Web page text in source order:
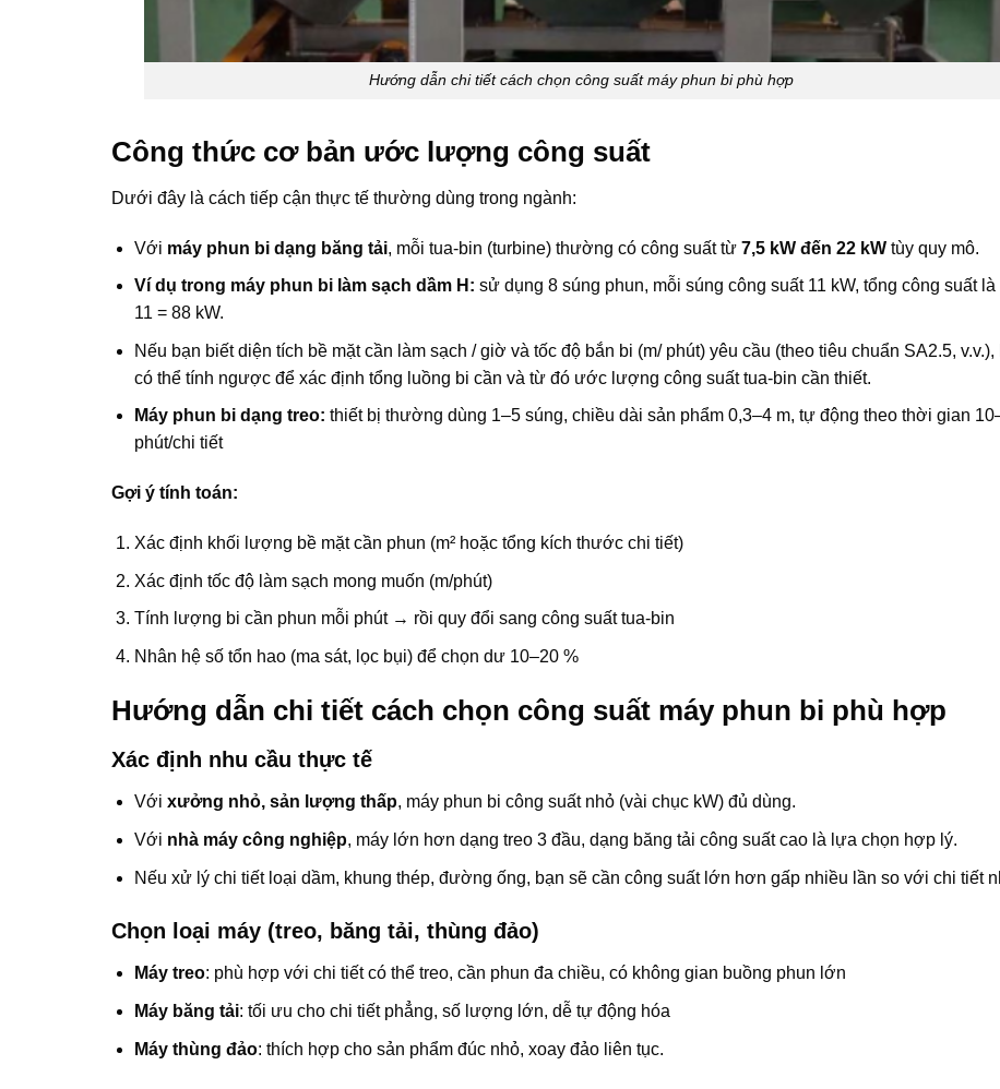
Hướng dẫn chi tiết cách chọn công suất máy phun bi phù hợp
Công thức cơ bản ước lượng công suất
Dưới đây là cách tiếp cận thực tế thường dùng trong ngành:
Với máy phun bi dạng băng tải, mỗi tua-bin (turbine) thường có công suất từ 7,5 kW đến 22 kWtùy quy mô.
Ví dụ trong máy phun bi làm sạch dầm H: sử dụng 8 súng phun, mỗi súng công suất 11 kW, tổng công suất là
11 = 88 kW.
Nếu bạn biết diện tích bề mặt cần làm sạch / giờ và tốc độ bắn bi (m/ phút) yêu cầu (theo tiêu chuẩn SA2.5, v.v.),
có thể tính ngược để xác định tổng luồng bi cần và từ đó ước lượng công suất tua-bin cần thiết.
Máy phun bi dạng treo: thiết bị thường dùng 1–5 súng, chiều dài sản phẩm 0,3–4 m, tự động theo thời gian
phút/chi tiết
Gợi ý tính toán:
Xác định khối lượng bề mặt cần phun (m² hoặc tổng kích thước chi tiết)
Xác định tốc độ làm sạch mong muốn (m/phút)
Tính lượng bi cần phun mỗi phút → rồi quy đổi sang công suất tua-bin
Nhân hệ số tổn hao (ma sát, lọc bụi) để chọn dư 10–20 %
Hướng dẫn chi tiết cách chọn công suất máy phun bi phù hợp
Xác định nhu cầu thực tế
Với xưởng nhỏ, sản lượng thấp, máy phun bi công suất nhỏ (vài chục kW) đủ dùng.
Với nhà máy công nghiệp, máy lớn hơn dạng treo 3 đầu, dạng băng tải công suất cao là lựa chọn hợp lý.
Nếu xử lý chi tiết loại dầm, khung thép, đường ống, bạn sẽ cần công suất lớn hơn gấp nhiều lần so với chi tiết
Chọn loại máy (treo, băng tải, thùng đảo)
Máy treo: phù hợp với chi tiết có thể treo, cần phun đa chiều, có không gian buồng phun lớn
Máy băng tải: tối ưu cho chi tiết phẳng, số lượng lớn, dễ tự động hóa
Máy thùng đảo: thích hợp cho sản phẩm đúc nhỏ, xoay đảo liên tục.